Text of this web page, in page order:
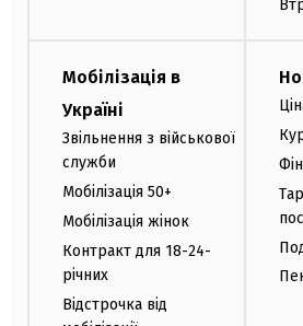
Мобілізація в
Україні
Звільнення з військової
служби
Мобілізація 50+
Мобілізація жінок
Контракт для 18-24-
річних
Відстрочка від